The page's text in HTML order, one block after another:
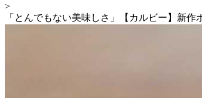
>
「とんでもない美味しさ」【カルビー】新